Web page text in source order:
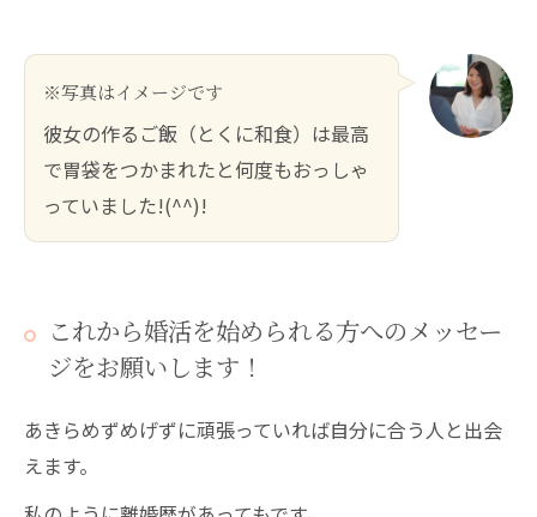
※写真はイメージです
彼女の作るご飯（とくに和食）は最高
で胃袋をつかまれたと何度もおっしゃ
っていました!(^^)!
これから婚活を始められる方へのメッセー
ジをお願いします！
あきらめずめげずに頑張っていれば自分に合う人と出会
えます。